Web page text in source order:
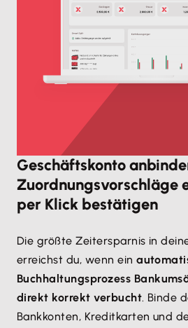
Geschäftskonto
Zuordnungsvorschläge
per Klick bestätigen
Die größte Zeitersparnis in
erreichst du, wenn ein
Buchhaltungsprozess
direkt korrekt verbucht. Binde
Bankkonten, Kreditkarten und